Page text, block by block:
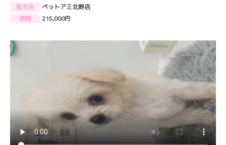
販売店
ペットアミ北野店
価格
215,000円